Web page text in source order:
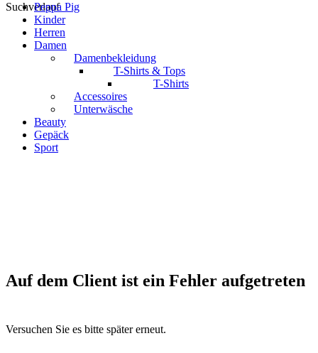
Suchverlauf
Peppa Pig
Kinder
Herren
Damen
Damenbekleidung
T-Shirts & Tops
T-Shirts
Accessoires
Unterwäsche
Beauty
Gepäck
Sport
Auf dem Client ist ein Fehler aufgetreten
Versuchen Sie es bitte später erneut.